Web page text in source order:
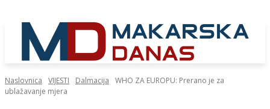
Naslovnica VIJESTI Dalmacija
WHO ZA EUROPU: Prerano je za
ublažavanje mjera